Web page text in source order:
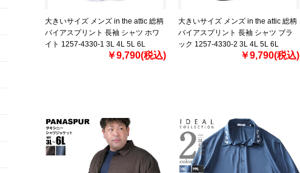
大きいサイズ メンズ in the attic 総柄
バイアスプリント 長袖 シャツ ホワ
イト 1257-4330-1 3L 4L 5L 6L
￥9,790(税込)
大きいサイズ メンズ in the attic 総柄
バイアスプリント 長袖 シャツ ブラ
ック 1257-4330-2 3L 4L 5L 6L
￥9,790(税込)